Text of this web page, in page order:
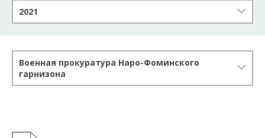
2021
Военная прокуратура Наро-Фоминского
гарнизона